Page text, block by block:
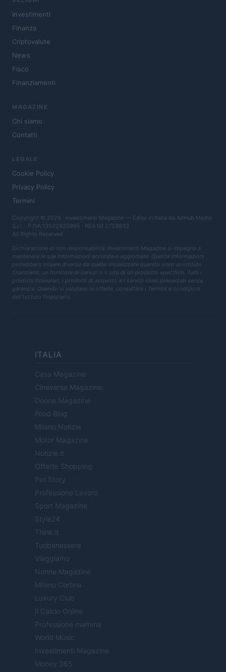
Investimenti
Finanza
Criptovalute
News
Fisco
Finanziamenti
MAGAZINE
Chi siamo
Contatti
LEGALE
Cookie Policy
Privacy Policy
Termini
Copyright © 2026 · Investimenti Magazine — Edito in Italia da AdHub Media
S.r.l. · P.IVA 13542920965 · REA MI 2729933
All Rights Reserved
Dichiarazione di non responsabilità: Investimenti Magazine si impegna a
mantenere le sue informazioni accurate e aggiornate. Queste informazioni
potrebbero essere diverse da quelle visualizzate quando visiti un istituto
finanziario, un fornitore di servizi o il sito di un prodotto specifico. Tutti i
prodotti finanziari, i prodotti di acquisto e i servizi sono presentati senza
garanzia. Quando si valutano le offerte, consultare i Termini e condizioni
dell'istituto finanziario.
ITALIA
Casa Magazine
Cineverse Magazine
Donne Magazine
Food Blog
Milano Notizie
Motor Magazine
Notizie.it
Offerte Shopping
Pet Story
Professione Lavoro
Sport Magazine
Style24
Think.it
Tuobenessere
Viaggiamo
Nonne Magazine
Milano Cortina
Luxury Club
Il Calcio Online
Professione mamma
World Music
Investimenti Magazine
Money 365